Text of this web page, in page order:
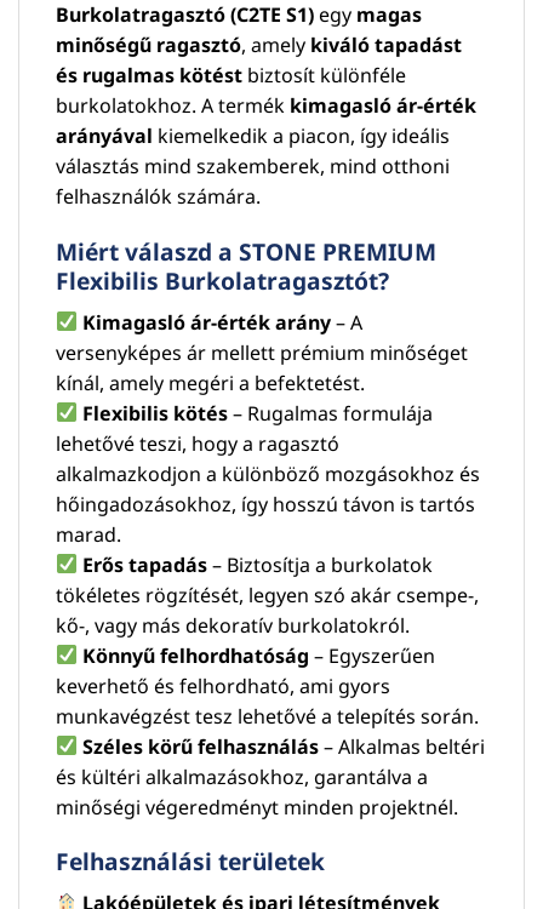
Burkolatragasztó (C2TE S1)egy magas
minőségű ragasztó, amely kiváló tapadást
és rugalmas kötést biztosít különféle
burkolatokhoz. A termék kimagasló ár-érték
arányával kiemelkedik a piacon, így ideális
választás mind szakemberek, mind otthoni
felhasználók számára.
Miért válaszd a STONE PREMIUM
Flexibilis Burkolatragasztót?
Kimagasló ár-érték arány– A
versenyképes ár mellett prémium minőséget
kínál, amely megéri a befektetést.
Flexibilis kötés– Rugalmas formulája
lehetővé teszi, hogy a ragasztó
alkalmazkodjon a különböző mozgásokhoz és
hőingadozásokhoz, így hosszú távon is tartós
marad.
Erős tapadás– Biztosítja a burkolatok
tökéletes rögzítését, legyen szó akár csempe-,
kő-, vagy más dekoratív burkolatokról.
Könnyű felhordhatóság – Egyszerűen
keverhető és felhordható, ami gyors
munkavégzést tesz lehetővé a telepítés során.
Széles körű felhasználás– Alkalmas beltéri
és kültéri alkalmazásokhoz, garantálva a
minőségi végeredményt minden projektnél.
Felhasználási területek
Lakóépületek és ipari létesítmények